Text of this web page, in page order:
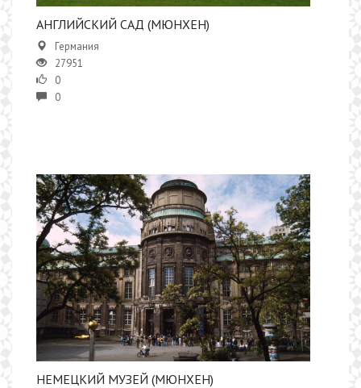
АНГЛИЙСКИЙ САД (МЮНХЕН)
Германия
27951
0
0
НЕМЕЦКИЙ МУЗЕЙ (МЮНХЕН)